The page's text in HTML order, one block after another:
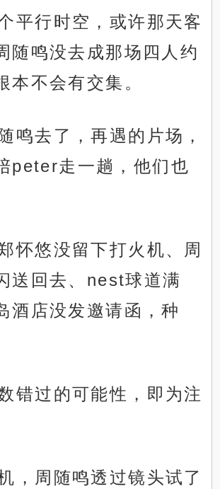
平行时空，或许那天客
随鸣没去成那场四人约
本不会有交集。
鸣去了，再遇的片场，
peter走一趟，他们也
怀悠没留下打火机、周
送回去、nest球道满
酒店没发邀请函，种
错过的可能性，即为注
，周随鸣透过镜头试了